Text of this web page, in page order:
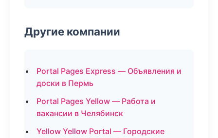
Другие компании
Portal Pages Express — Объявления и
доски в Пермь
Portal Pages Yellow — Работа и
вакансии в Челябинск
Yellow Yellow Portal — Городские